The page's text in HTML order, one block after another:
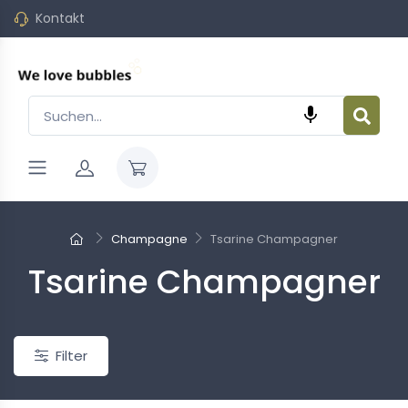
Kontakt

Champagne Tsarine Champagner
Tsarine Champagner
Neu
Filter